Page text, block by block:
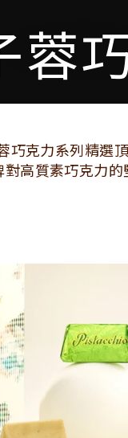
蓉
巧克力系列精選
高質素巧克力